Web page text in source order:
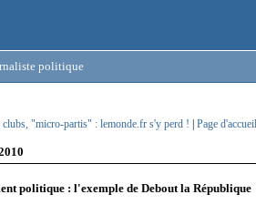
politique
clubs, "micro-partis" : lemonde.fr s'y perd ! Page d'accueil
politique : l'exemple de Debout la République